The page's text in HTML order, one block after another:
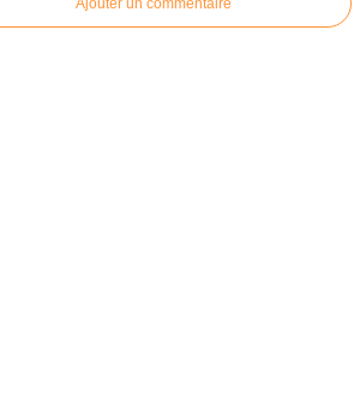
Ajouter un commentaire